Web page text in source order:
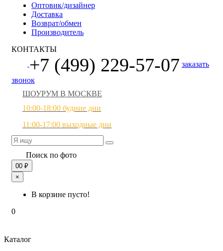
Оптовик/дизайнер
Доставка
Возврат/обмен
Производитель
КОНТАКТЫ
+7 (499) 229-57-07 заказать
звонок
ШОУРУМ В МОСКВЕ
10:00-18:00 будние дни
11:00-17:00 выходные дни
Поиск по фото
00 ₽
×
В корзине пусто!
0
Каталог